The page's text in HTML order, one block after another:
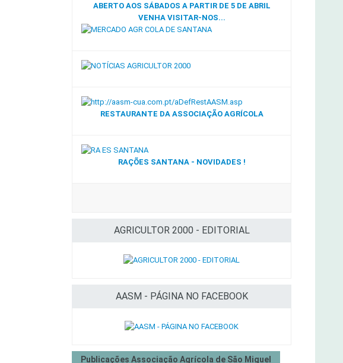
ABERTO AOS SÁBADOS A PARTIR DE 5 DE ABRIL
VENHA VISITAR-NOS...
RESTAURANTE DA ASSOCIAÇÃO AGRÍCOLA
RAÇÕES SANTANA - NOVIDADES !
AGRICULTOR 2000 - EDITORIAL
AASM - PÁGINA NO FACEBOOK
Publicações Associação Agrícola de São Miguel